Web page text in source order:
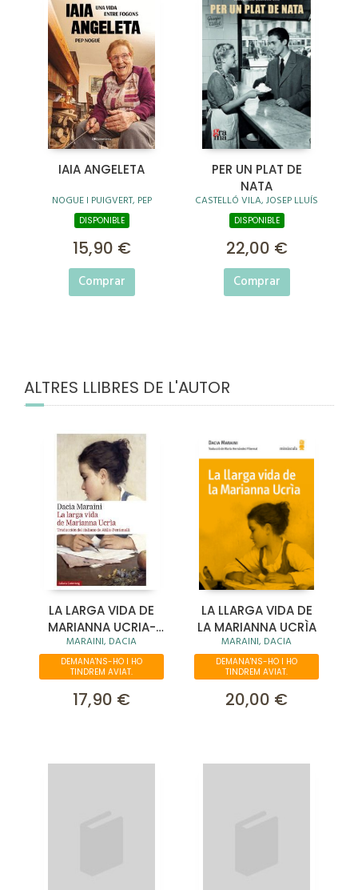
IAIA ANGELETA
NOGUE I PUIGVERT, PEP
DISPONIBLE
15,90 €
Comprar
PER UN PLAT DE
NATA
CASTELLÓ VILA, JOSEP LLUÍS
DISPONIBLE
22,00 €
Comprar
ALTRES LLIBRES DE L'AUTOR
LA LARGA VIDA DE
MARIANNA UCRIA-
2020
MARAINI, DACIA
DEMANA'NS-HO I HO
TINDREM AVIAT.
17,90 €
LA LLARGA VIDA DE
LA MARIANNA UCRÌA
MARAINI, DACIA
DEMANA'NS-HO I HO
TINDREM AVIAT.
20,00 €